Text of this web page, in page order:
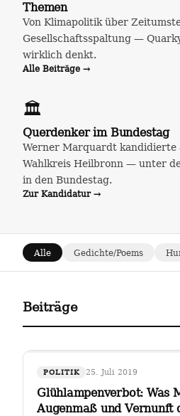
Themen
Von Klimapolitik über
Gesellschaftsspaltung —
wirklich denkt.
Alle Beiträge →
🏛️
Querdenker im Bundestag
Werner Marquardt kandidierte
Wahlkreis Heilbronn — unter
in den Bundestag.
Zur Kandidatur →
Alle Gedichte/Poems
Beiträge
POLITIK 25. Juli 2019
Glühlampenverbot: Was
Augenmaß und Vernunft